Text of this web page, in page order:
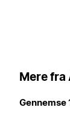
Mere fra
Gennemse